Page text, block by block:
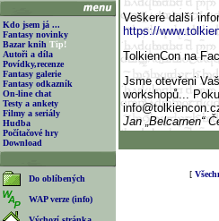
Kdo jsem já ...
Fantasy novinky
Bazar knih Tip!
Autoři a díla
Povídky,recenze
Fantasy galerie
Fantasy odkazník
On-line chat
Testy a ankety
Filmy a seriály
Hudba
Počítačové hry
Download
Do oblíbených
WAP verze (info)
Veškeré další
https://
TolkienCon na
Jsme otevřeni
workshopů...
Jan „Belcarnen“
[